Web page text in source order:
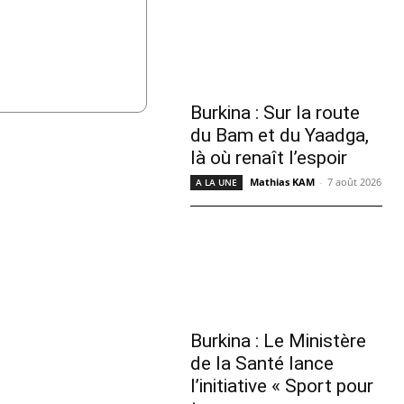
Burkina : Sur la route
du Bam et du Yaadga,
là où renaît l’espoir
A LA UNE Mathias KAM - 7 août 2026
Burkina : Le Ministère
de la Santé lance
l’initiative « Sport pour